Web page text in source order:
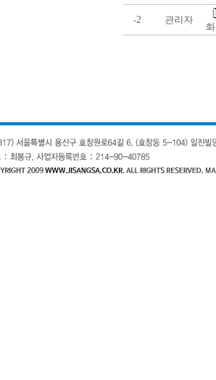
-2 관리자